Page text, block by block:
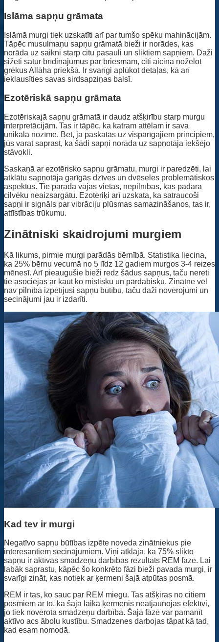
Islāma sapņu grāmata
Islāmā murgi tiek uzskatīti arī par tumšo spēku mahinācijām.
Tāpēc musulmaņu sapņu grāmatā bieži ir norādes, kas
norāda uz saikni starp citu pasauli un sliktiem sapņiem. Daži
sižeti satur brīdinājumus par briesmām, citi aicina nožēlot
grēkus Allāha priekšā. Ir svarīgi aplūkot detaļas, kā arī
ieklausīties savas sirdsapziņas balsī.
Ezotēriskā sapņu grāmata
Ezotēriskajā sapņu grāmatā ir daudz atšķirību starp murgu
interpretācijām. Tas ir tāpēc, ka katram attēlam ir sava
unikālā nozīme. Bet, ja paskatās uz vispārīgajiem principiem,
jūs varat saprast, ka šādi sapņi norāda uz sapņotāja iekšējo
stāvokli.
Saskaņā ar ezotērisko sapņu grāmatu, murgi ir paredzēti, lai
atklātu sapņotāja garīgās dzīves un dvēseles problemātiskos
aspektus. Tie parāda vājās vietas, nepilnības, kas padara
cilvēku neaizsargātu. Ezoteriķi arī uzskata, ka satraucoši
sapņi ir signāls par vibrāciju plūsmas samazināšanos, tas ir,
attīstības trūkumu.
Zinātniski skaidrojumi murgiem
Kā likums, pirmie murgi parādās bērnībā. Statistika liecina,
ka 25% bērnu vecumā no 5 līdz 12 gadiem murgos 3-4 reizes
mēnesī. Arī pieaugušie bieži redz šādus sapņus, taču nereti
tie asociējas ar kaut ko mistisku un pārdabisku. Zinātne vēl
nav pilnībā izpētījusi sapņu būtību, taču daži novērojumi un
secinājumi jau ir izdarīti.
Kad tev ir murgi
Negatīvo sapņu būtības izpēte noveda zinātniekus pie
interesantiem secinājumiem. Viņi atklāja, ka 75% slikto
sapņu ir aktīvas smadzeņu darbības rezultāts REM fāzē. Lai
labāk saprastu, kāpēc šo konkrēto fāzi bieži pavada murgi, ir
svarīgi zināt, kas notiek ar ķermeni šajā atpūtas posmā.
REM ir tas, ko sauc par REM miegu. Tas atšķiras no citiem
posmiem ar to, ka šajā laikā ķermenis neatjaunojas efektīvi,
jo tiek novērota smadzeņu darbība. Šajā fāzē var pamanīt
aktīvo acs ābolu kustību. Smadzenes darbojas tāpat kā tad,
kad esam nomodā.